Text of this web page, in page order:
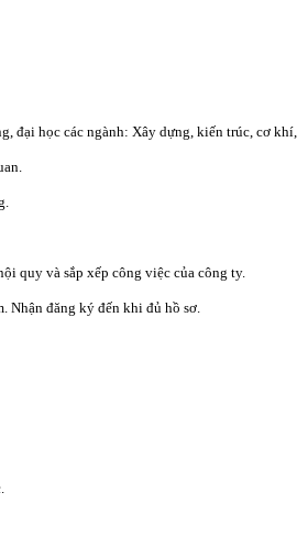
đại học các ngành: Xây dựng, kiến trúc, cơ khí,
quy và sắp xếp công việc của công ty.
Nhận đăng ký đến khi đủ hồ sơ.